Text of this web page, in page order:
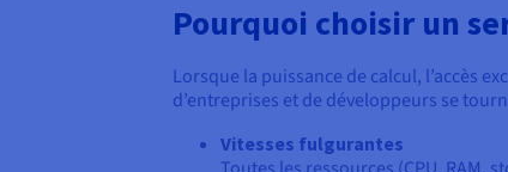
Pourquoi choisir un
Lorsque la puissance de calcul, l’accès
d’entreprises et de développeurs se
Vitesses fulgurantes